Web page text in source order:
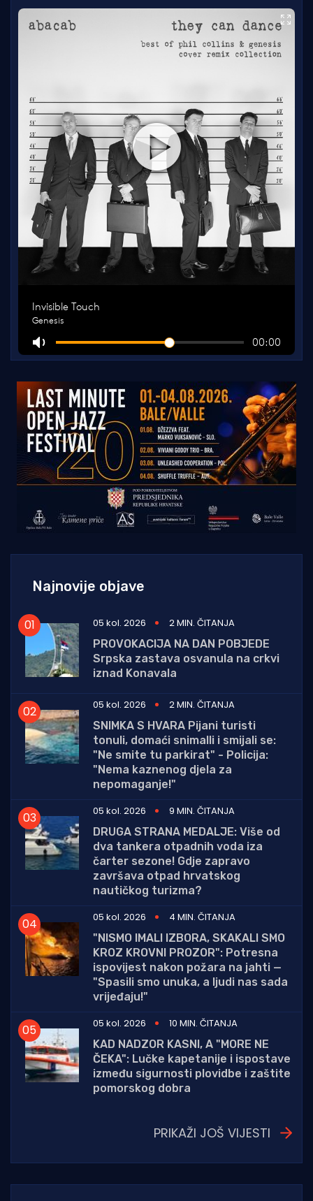
Najnovije objave
05 kol. 2026
2 MIN. ČITANJA
PROVOKACIJA NA DAN POBJEDE
Srpska zastava osvanula na crkvi
iznad Konavala
05 kol. 2026
2 MIN. ČITANJA
SNIMKA S HVARA Pijani turisti
tonuli, domaći snimalli i smijali se:
"Ne smite tu parkirat" - Policija:
"Nema kaznenog djela za
nepomaganje!"
05 kol. 2026
9 MIN. ČITANJA
DRUGA STRANA MEDALJE: Više od
dva tankera otpadnih voda iza
čarter sezone! Gdje zapravo
završava otpad hrvatskog
nautičkog turizma?
05 kol. 2026
4 MIN. ČITANJA
"NISMO IMALI IZBORA, SKAKALI SMO
KROZ KROVNI PROZOR": Potresna
ispovijest nakon požara na jahti —
"Spasili smo unuka, a ljudi nas sada
vrijeđaju!"
05 kol. 2026
10 MIN. ČITANJA
KAD NADZOR KASNI, A "MORE NE
ČEKA": Lučke kapetanije i ispostave
između sigurnosti plovidbe i zaštite
pomorskog dobra
PRIKAŽI JOŠ VIJESTI